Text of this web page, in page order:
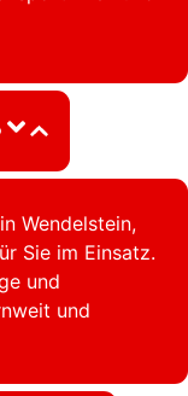
Wendelstein,
Sie im Einsatz.
und
und